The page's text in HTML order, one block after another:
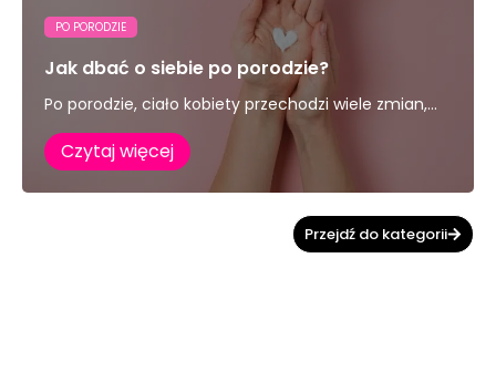
PO PORODZIE
Jak dbać o siebie po porodzie?
Po porodzie, ciało kobiety przechodzi wiele zmian,...
Czytaj więcej
Przejdź do kategorii